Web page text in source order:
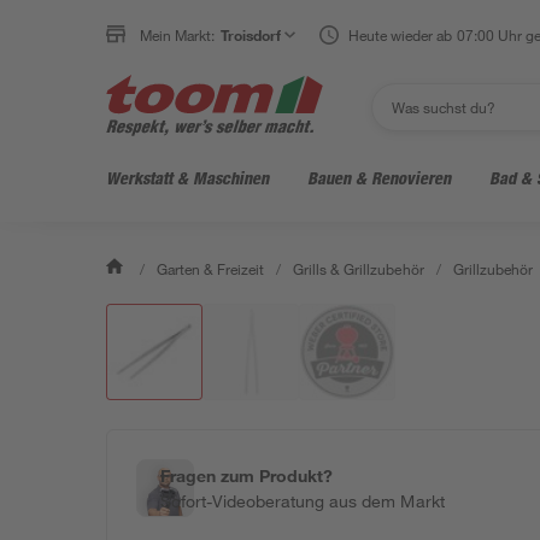
Mein Markt: Troisdorf Heute wieder ab 07:00 Uhr
Werkstatt & Maschinen Bauen & Renovieren Bad &
/ Garten & Freizeit / Grills & Grillzubehör / Grillzubehör
Fragen zum Produkt?
Sofort-Videoberatung aus dem Markt